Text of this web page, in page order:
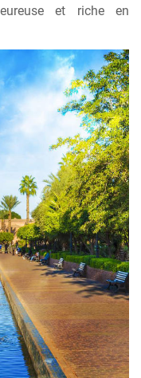
et riche en